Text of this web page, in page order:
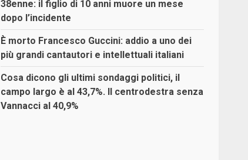
38enne: il figlio di 10 anni muore un mese
dopo l’incidente
È morto Francesco Guccini: addio a uno dei
più grandi cantautori e intellettuali italiani
Cosa dicono gli ultimi sondaggi politici, il
campo largo è al 43,7%. Il centrodestra senza
Vannacci al 40,9%